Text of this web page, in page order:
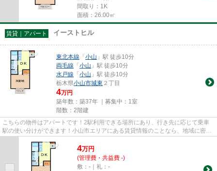
間取り：1K
面積：26.00㎡
賃貸｜アパート イーストヒル
東北本線 「小山 」駅 徒歩10分
両毛線 「小山 」駅 徒歩10分
水戸線 「小山 」駅 徒歩10分
栃木県小山市城東 ２丁目
4万円
築年数：築37年 ｜募集中： 1室
階数：2階建
こちらの物件はアパートです！2駅利用できる場所にあり、行き先に応じて乗車
駅の使い分けができます！小山市エリアにある賃貸情報のことなら、地域に密着
した当社へお任せください！当...
4万円
(管理費・共益費 -)
敷：-｜礼：-